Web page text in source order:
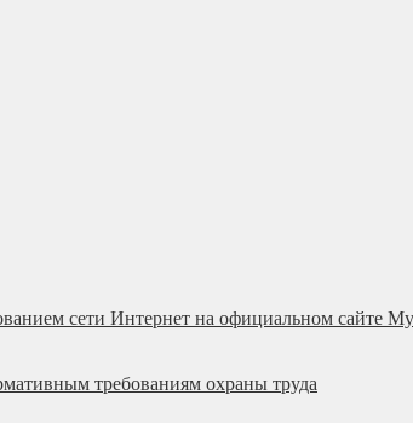
сети Интернет на официальном сайте
требованиям охраны труда